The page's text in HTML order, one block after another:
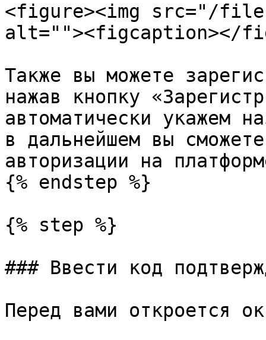
<figure><img src="/files/
alt=""><figcaption></
Также вы можете
нажав кнопку
автоматически укажем
в дальнейшем вы
авторизации на
{% endstep %}
{% step %}
### Ввести код
Перед вами откроется